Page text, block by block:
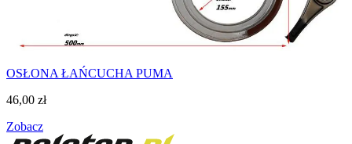
OSŁONA ŁAŃCUCHA PUMA
46,00 zł
Zobacz